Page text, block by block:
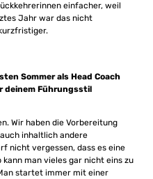
einfacher, weil
Jahr war das nicht
Sommer als Head Coach
deinem Führungsstil
Wir haben die Vorbereitung
inhaltlich andere
nicht vergessen, dass es eine
man vieles gar nicht eins zu
startet immer mit einer